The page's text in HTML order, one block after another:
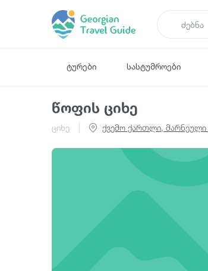
ტურები სასტუმროები
წოფის ციხე
ციხე ქვემო ქართლი, მარნეული